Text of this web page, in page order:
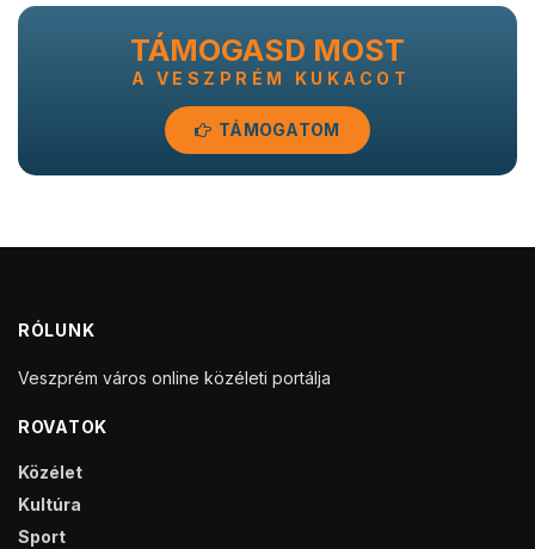
TÁMOGASD MOST
A VESZPRÉM KUKACOT
TÁMOGATOM
RÓLUNK
Veszprém város online közéleti portálja
ROVATOK
Közélet
Kultúra
Sport